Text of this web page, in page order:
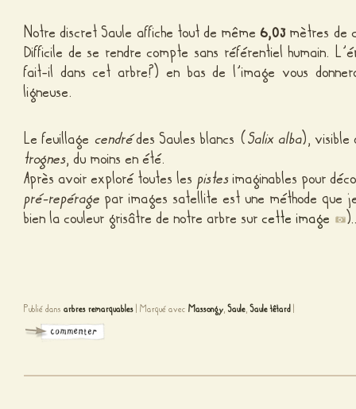
Notre discret Saule affiche tout de même6,03 mètres de
Difficile de se rendre compte sans référentiel humain.
fait-il dans cet arbre?) en bas de l’image vous
ligneuse.
Le feuillage cendrédes Saules blancs (Salix alba), visible
trognes, du moins en été.
Après avoir exploré toutes les pistesimaginables pour
pré-repérage par images satellite est une méthode
bien la couleur grisâtre de notre arbre surcette image
Publié dans arbres remarquables| Marqué avec Massongy,Saule,Saule têtard|